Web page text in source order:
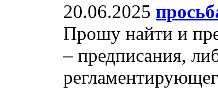
20.06.2025
Прошу найти и
– предписания,